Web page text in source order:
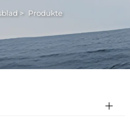
> Produkte